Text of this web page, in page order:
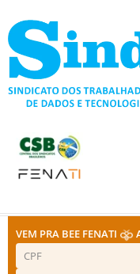
para
conteúdo
VEM PRA BEE FENATI